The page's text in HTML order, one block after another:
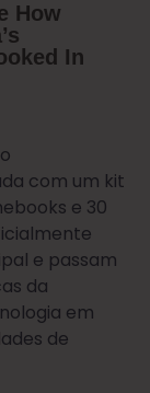
com um kit
e 30
e passam
da
em
de